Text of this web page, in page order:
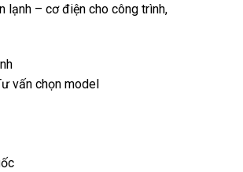
lạnh – cơ điện cho công trình,
vấn chọn model